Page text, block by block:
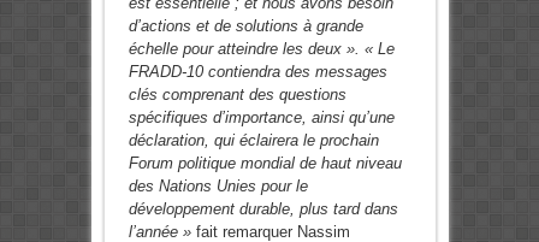
d’actions et de solutions à grande
échelle pour atteindre les deux ». « Le
FRADD-10 contiendra des messages
clés comprenant des questions
spécifiques d’importance, ainsi qu’une
déclaration, qui éclairera le prochain
Forum politique mondial de haut niveau
des Nations Unies pour le
développement durable, plus tard dans
l’année »fait remarquer Nassim